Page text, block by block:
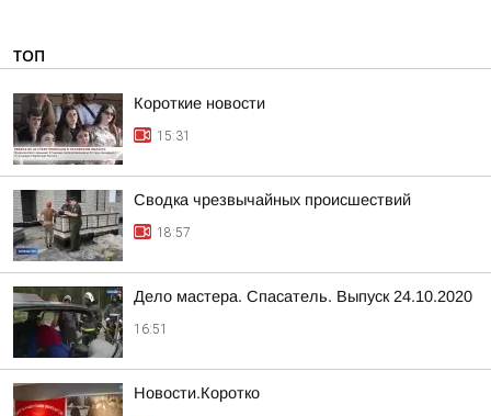
ТОП
Короткие новости
15:31
Сводка чрезвычайных происшествий
18:57
Дело мастера. Спасатель. Выпуск 24.10.2020
16:51
Новости.Коротко